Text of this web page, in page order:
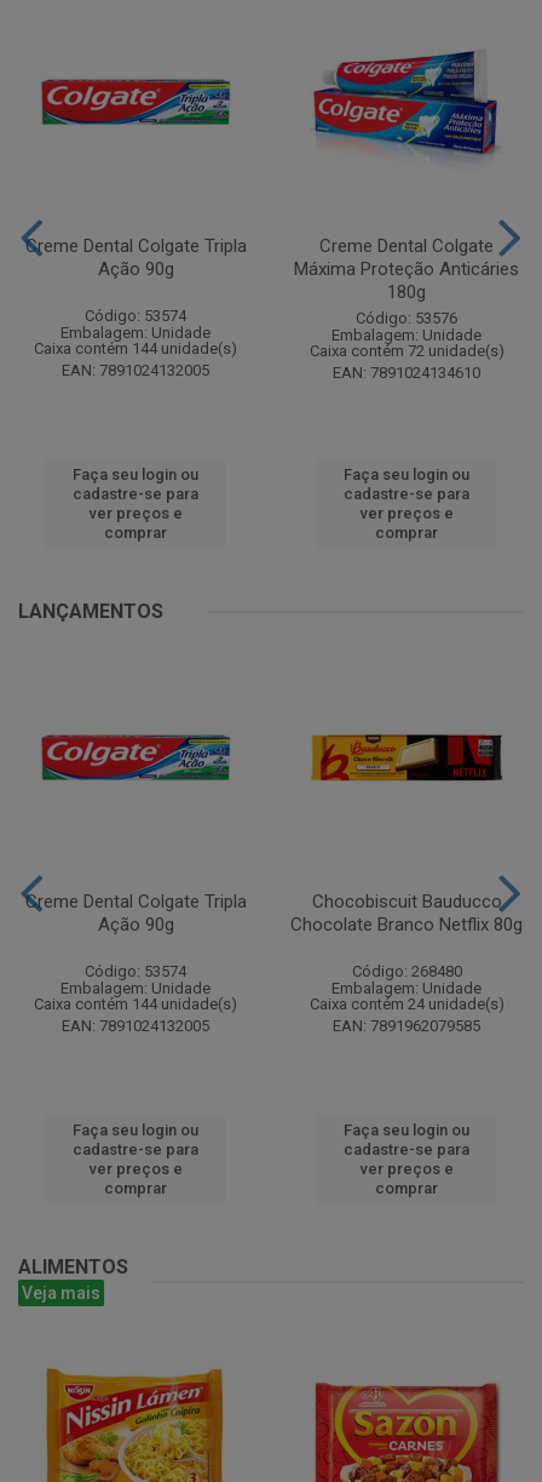
Creme Dental Colgate Tripla
Ação 90g
Código: 53574
Embalagem: Unidade
Caixa contém 144 unidade(s)
EAN: 7891024132005
Faça seu login ou
cadastre-se para
ver preços e
comprar
Creme Dental Colgate
Máxima Proteção Anticáries
180g
Código: 53576
Embalagem: Unidade
Caixa contém 72 unidade(s)
EAN: 7891024134610
Faça seu login ou
cadastre-se para
ver preços e
comprar
LANÇAMENTOS
Creme Dental Colgate Tripla
Ação 90g
Código: 53574
Embalagem: Unidade
Caixa contém 144 unidade(s)
EAN: 7891024132005
Faça seu login ou
cadastre-se para
ver preços e
comprar
Chocobiscuit Bauducco
Chocolate Branco Netflix 80g
Código: 268480
Embalagem: Unidade
Caixa contém 24 unidade(s)
EAN: 7891962079585
Faça seu login ou
cadastre-se para
ver preços e
comprar
ALIMENTOS
Veja mais